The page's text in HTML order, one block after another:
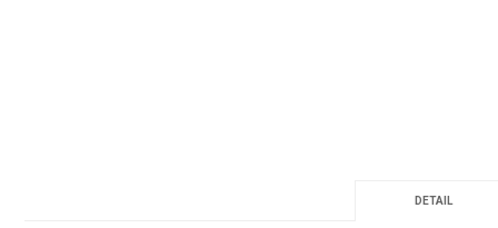
DETAIL